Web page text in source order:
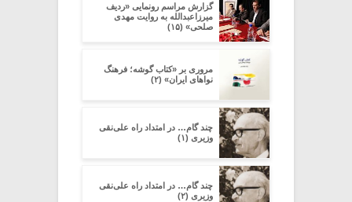
گزارش مراسم رونمایی «ردیف
میرزاعبدالله به روایت مهدی
صلحی» (۱۵)
مروری بر «کتاب گوشه؛ فرهنگ
نواهای ایران» (۲)
چند گام… در امتداد راه علی‌نقی
وزیری (۱)
چند گام… در امتداد راه علی‌نقی
وزیری (۲)